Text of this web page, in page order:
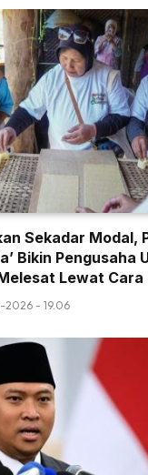
Sekadar Modal,
Bikin Pengusaha
Lewat Cara
- 19.06